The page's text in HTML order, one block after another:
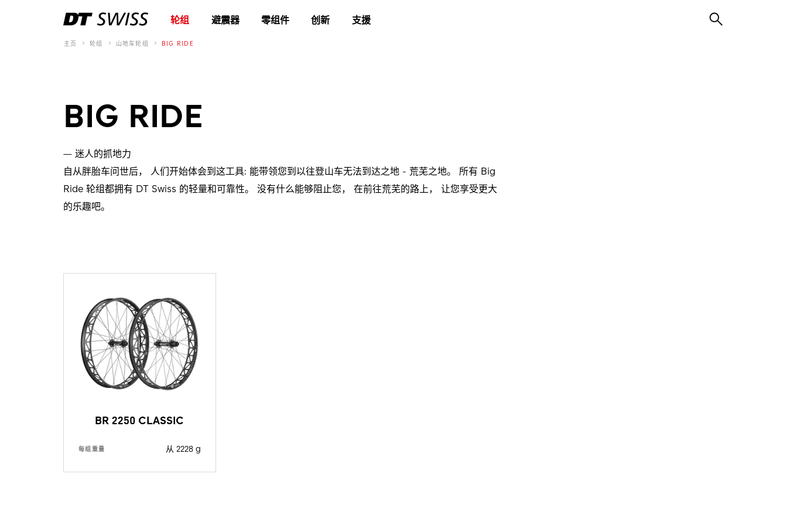
轮组 避震器 零组件 创新 支援
主页 轮组 山地车轮组 BIG RIDE
BIG RIDE
— 迷人的抓地力
自从胖胎车问世后， 人们开始体会到这工具: 能带领您到以往登山车无法到达之地 - 荒芜之地。 所有 Big
Ride 轮组都拥有 DT Swiss 的轻量和可靠性。 没有什么能够阻止您， 在前往荒芜的路上， 让您享受更大
的乐趣吧。
BR 2250 CLASSIC
每组重量 从 2228 g